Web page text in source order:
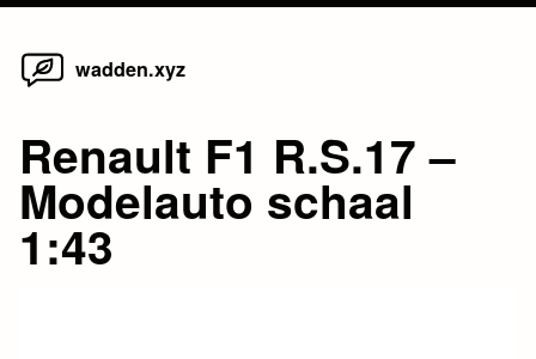
Skip
wadden.xyz
Renault F1 R.S.17 –
Modelauto schaal
1:43